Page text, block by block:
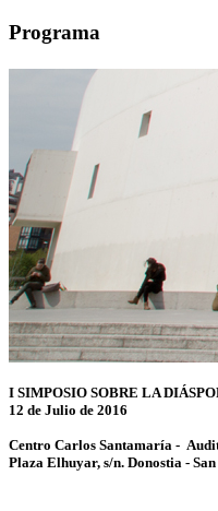
Programa
I SIMPOSIO SOBRE LA
12 de Julio de 2016
Centro Carlos Santamaría -
Plaza Elhuyar, s/n. Donostia - San